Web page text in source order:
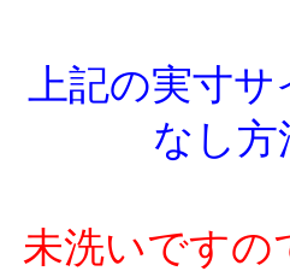
上記の実寸
なし
未洗いですの